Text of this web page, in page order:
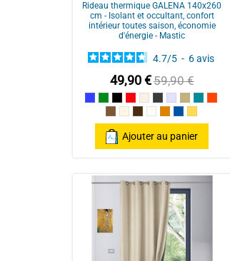
Rideau thermique GALENA 140x260
cm - Isolant et occultant, confort
intérieur toutes saison, économie
d'énergie - Mastic
4.7/5 - 6avis
49,90 €59,90 €
BleuVertNoirRouge / Red
LinAnthracite/Dark
PerleEcruBleu
TaupeMasticChocolat
Naturel
Poterie
Pétrole
ocre
Ajouter au panier